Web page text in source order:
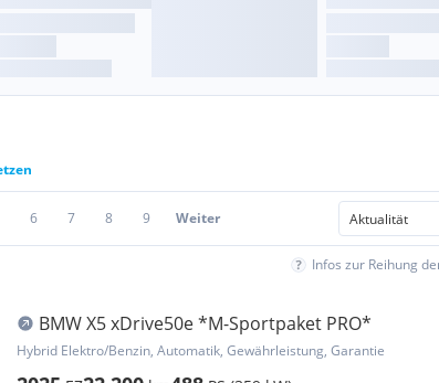
6 7 8 9 Weiter
Infos zur Reihung
BMW X5 xDrive50e *M-Sportpaket PRO*
Hybrid Elektro/Benzin, Automatik, Gewährleistung, Garantie